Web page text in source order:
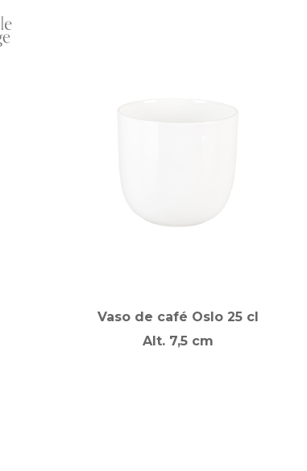
Vaso de café Oslo 25 cl
Alt. 7,5 cm